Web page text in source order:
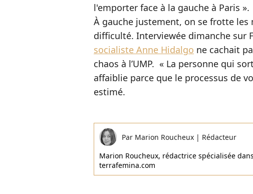
l'emporter face à la gauche à Paris ».
À gauche justement, on se frotte les
difficulté. Interviewée dimanche sur
socialiste Anne Hidalgo ne cachait
chaos à l’UMP. « La personne qui
affaiblie parce que le processus de
estimé.
Par Marion Roucheux | Rédacteur
Marion Roucheux, rédactrice spécialisée
terrafemina.com